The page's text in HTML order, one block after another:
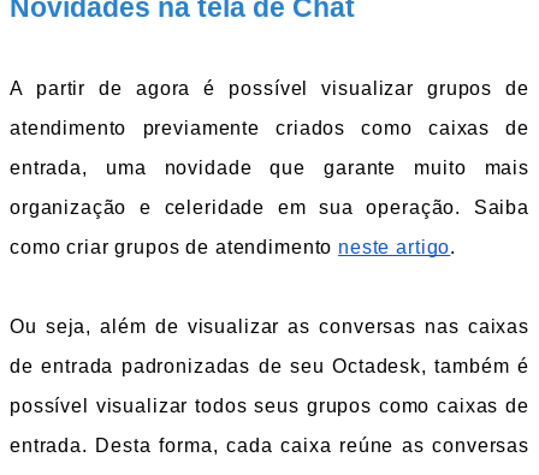
Novidades na tela de Chat
A partir de agora é possível visualizar grupos de
atendimento previamente criados como caixas de
entrada, uma novidade que garante muito mais
organização e celeridade em sua operação. Saiba
como criar grupos de atendimento neste artigo.
Ou seja, além de visualizar as conversas nas caixas
de entrada padronizadas de seu Octadesk, também é
possível visualizar todos seus grupos como caixas de
entrada. Desta forma, cada caixa reúne as conversas